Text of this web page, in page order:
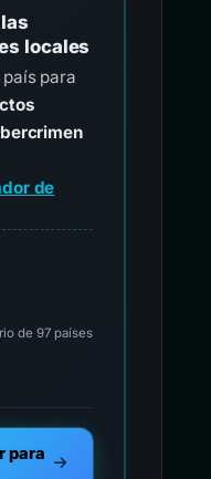
locales
para
de
contactos oficiales de